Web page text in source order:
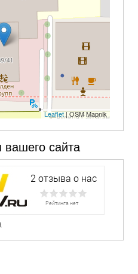
Leaflet| OSM Mapnik
вашего сайта